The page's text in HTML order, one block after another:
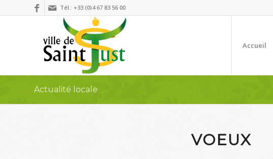
Tél.: +33 (0)4 67 83 56 00
Accueil
Actualité locale
VOEUX